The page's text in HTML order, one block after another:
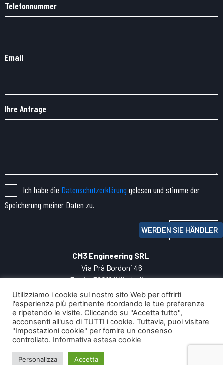
WERDEN SIE HÄNDLER
Telefonnummer
Email
Ihre Anfrage
Ich habe die Datenschutzerklärung gelesen und stimme der
Speicherung meiner Daten zu.
Senden
CM3 Engineering SRL
Via Prà Bordoni 46
Zanè – 36010 (VI) – Italien
TEL: +39 0445.060050
P.IVA: 04271800247
INFO:cm3@cm3engineering.com
Privacy Policy
Ihre digitale Entwicklung mit
Utilizziamo i cookie sul nostro sito Web per offrirti
l'esperienza più pertinente ricordando le tue preferenze
e ripetendo le visite. Cliccando su "Accetta tutto",
acconsenti all'uso di TUTTI i cookie. Tuttavia, puoi visitare
"Impostazioni cookie" per fornire un consenso
controllato. Informativa estesa cookie
Personalizza Accetta